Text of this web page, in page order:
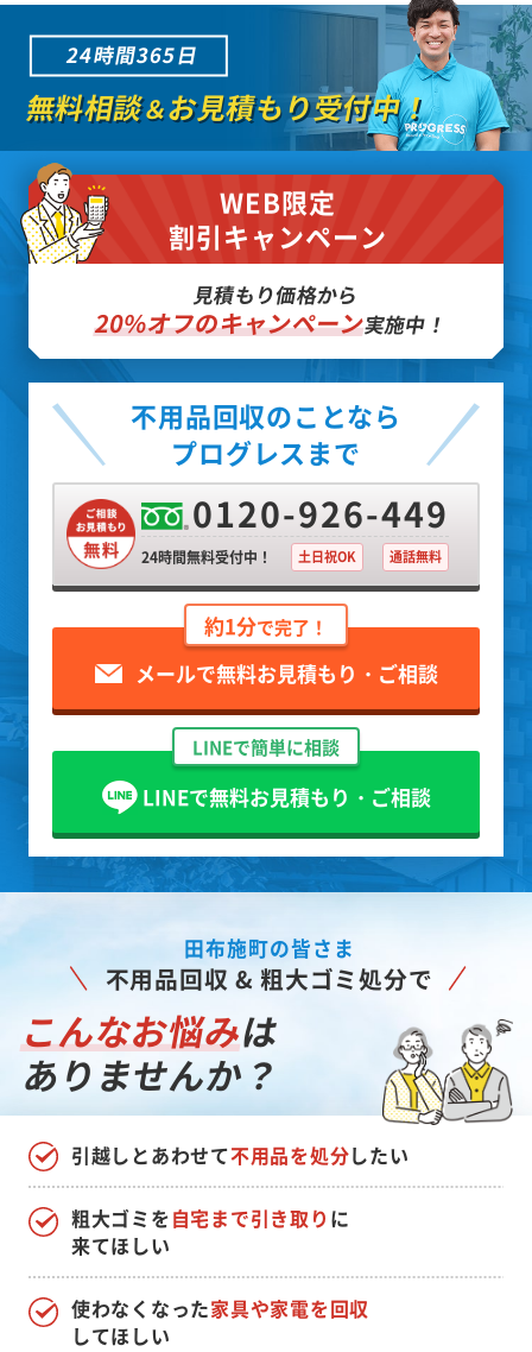
24時間365日
無料相談＆お見積もり受付中！
WEB限定
割引キャンペーン
見積もり価格から
20%オフのキャンペーン実施中！
不用品回収のことなら
プログレスまで
0120-926-449
24時間無料受付中！ 土日祝OK 通話無料
約1分で完了！
メールで無料お見積もり・ご相談
LINEで簡単に相談
LINEで無料お見積もり・ご相談
田布施町の皆さま
不用品回収 & 粗大ゴミ処分で
こんなお悩みは
ありませんか？
引越しとあわせて不用品を処分したい
使わなくなった家具や家電を回収
してほしい
粗大ゴミを自宅まで引き取り に
来てほしい